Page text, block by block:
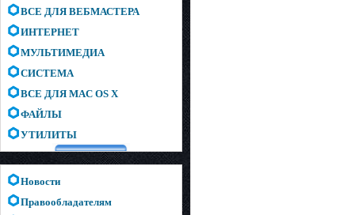
ВСЕ ДЛЯ ВЕБМАСТЕРА
ИНТЕРНЕТ
МУЛЬТИМЕДИА
СИСТЕМА
ВСЕ ДЛЯ MAC OS X
ФАЙЛЫ
УТИЛИТЫ
Новости
Правообладателям